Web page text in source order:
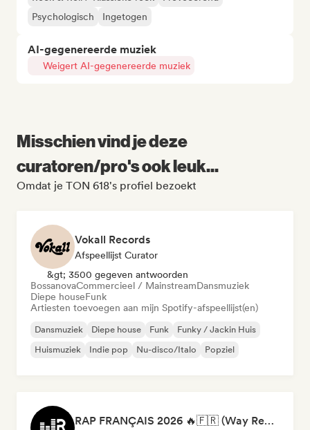
Psychologisch
Ingetogen
AI-gegenereerde muziek
Weigert AI-gegenereerde muziek
Misschien vind je deze
curatoren/pro's ook leuk...
Omdat je TON 618's profiel bezoekt
Vokall Records
Afspeellijst Curator
&gt; 3500 gegeven antwoorden
BossanovaCommercieel / MainstreamDansmuziek
Diepe houseFunk
Artiesten toevoegen aan mijn Spotify-afspeellijst(en)
Dansmuziek Diepe house Funk
Funky / Jackin Huis
Huismuziek
Indie pop Nu-disco/Italo Popziel
RAP FRANÇAIS 2026 🔥🇫🇷 (Way Records)